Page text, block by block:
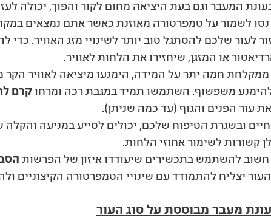
המעבר וגם בעת היציאה מחום לקור והפוך, יכולה
לשמור על טמפרטורה מאוזנת כאשר אתם נמצאים
לעור שלכם להסתגל טוב יותר לשינויי מזג האוויר.
או המזגן, שיחזירו את הלחות לאוויר.
חמה יתר על המידה, הימנעו מיציאה לאוויר
משפשוף. השתמשו תמיד במגבת רכה ומרחו קרם
את עור הפנים והגוף (עד כמה שניתן).
ובשגרת הטיפוח שלכם, יכולים לסייע במניעה
קשורות לשימור אחוזי הלחות.
להשתמש בתכשירים שיעודדו איזון של הפרשות
העור יצליח להתמודד עם שינויי הטמפרטורה הקיצוניים
מעבר מבוססת על סוג העור